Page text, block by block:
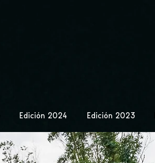
Edición 2024 Edición 2023